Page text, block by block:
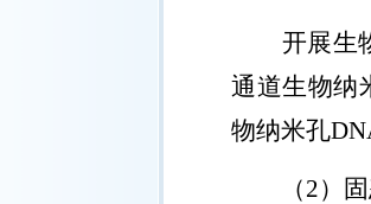
开展生
通道生物纳
物纳米孔
（2）